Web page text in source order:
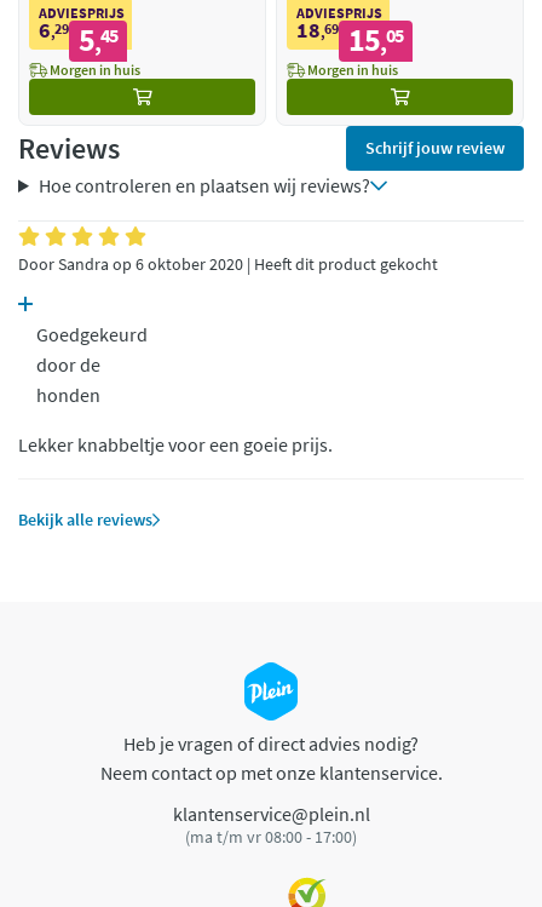
ADVIESPRIJS
6,29 5,45
Morgen in huis
ADVIESPRIJS
18,69 15,05
Morgen in huis
Reviews Schrijf jouw review
Hoe controleren en plaatsen wij reviews?
Door Sandra op 6 oktober 2020 | Heeft dit product gekocht
Goedgekeurd
door de
honden
Lekker knabbeltje voor een goeie prijs.
Bekijk alle reviews
Heb je vragen of direct advies nodig?
Neem contact op met onze klantenservice.
klantenservice@plein.nl
(ma t/m vr 08:00 - 17:00)